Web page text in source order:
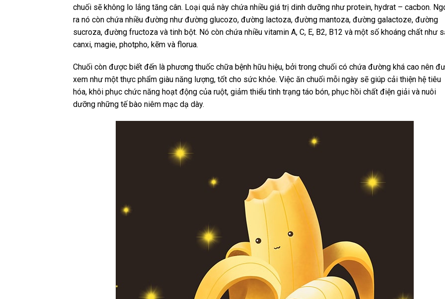
chuối sẽ không lo lắng tăng cân. Loại quả này chứa nhiều giá trị dinh dưỡng như protein, hydrat – cacbon.
ra nó còn chứa nhiều đường như đường glucozo, đường lactoza, đường mantoza, đường galactoze, đường
sucroza, đường fructoza và tinh bột. Nó còn chứa nhiều vitamin A, C, E, B2, B12 và một số khoáng chất như
canxi, magie, photpho, kẽm và florua.
Chuối còn được biết đến là phương thuốc chữa bệnh hữu hiệu, bởi trong chuối có chứa đường khá cao nên
xem như một thực phẩm giàu năng lượng, tốt cho sức khỏe. Việc ăn chuối mỗi ngày sẽ giúp cải thiện hệ tiêu
hóa, khôi phục chức năng hoạt động của ruột, giảm thiểu tình trạng táo bón, phục hồi chất điện giải và nuôi
dưỡng những tế bào niêm mạc dạ dày.